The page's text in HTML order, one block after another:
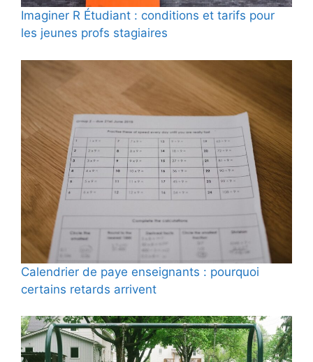
Imaginer R Étudiant : conditions et tarifs pour
les jeunes profs stagiaires
Calendrier de paye enseignants : pourquoi
certains retards arrivent